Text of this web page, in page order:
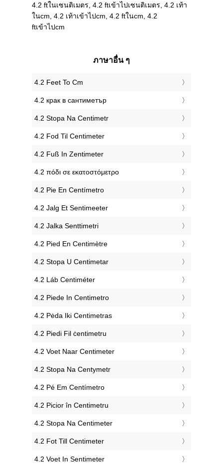
4.2 ftในเซนติเมตร, 4.2 ftเข้าไปเซนติเมตร, 4.2 เท้า
ในcm, 4.2 เท้าเข้าไปcm, 4.2 ftในcm, 4.2
ftเข้าไปcm
ภาษาอื่น ๆ
‎4.2 Feet To Cm
‎4.2 крак в сантиметър
‎4.2 Stopa Na Centimetr
‎4.2 Fod Til Centimeter
‎4.2 Fuß In Zentimeter
‎4.2 πόδι σε εκατοστόμετρο
‎4.2 Pie En Centímetro
‎4.2 Jalg Et Sentimeeter
‎4.2 Jalka Senttimetri
‎4.2 Pied En Centimètre
‎4.2 Stopa U Centimetar
‎4.2 Láb Centiméter
‎4.2 Piede In Centimetro
‎4.2 Pėda Iki Centimetras
‎4.2 Piedi Fil ċentimetru
‎4.2 Voet Naar Centimeter
‎4.2 Stopa Na Centymetr
‎4.2 Pé Em Centímetro
‎4.2 Picior în Centimetru
‎4.2 Stopa Na Centimeter
‎4.2 Fot Till Centimeter
‎4.2 Voet In Sentimeter